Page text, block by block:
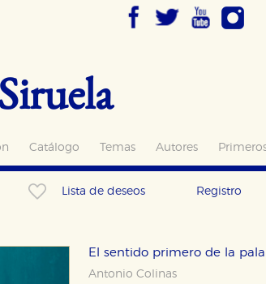
Catálogo Temas Autores
Lista de deseos Registro
El sentido primero de la
Antonio Colinas